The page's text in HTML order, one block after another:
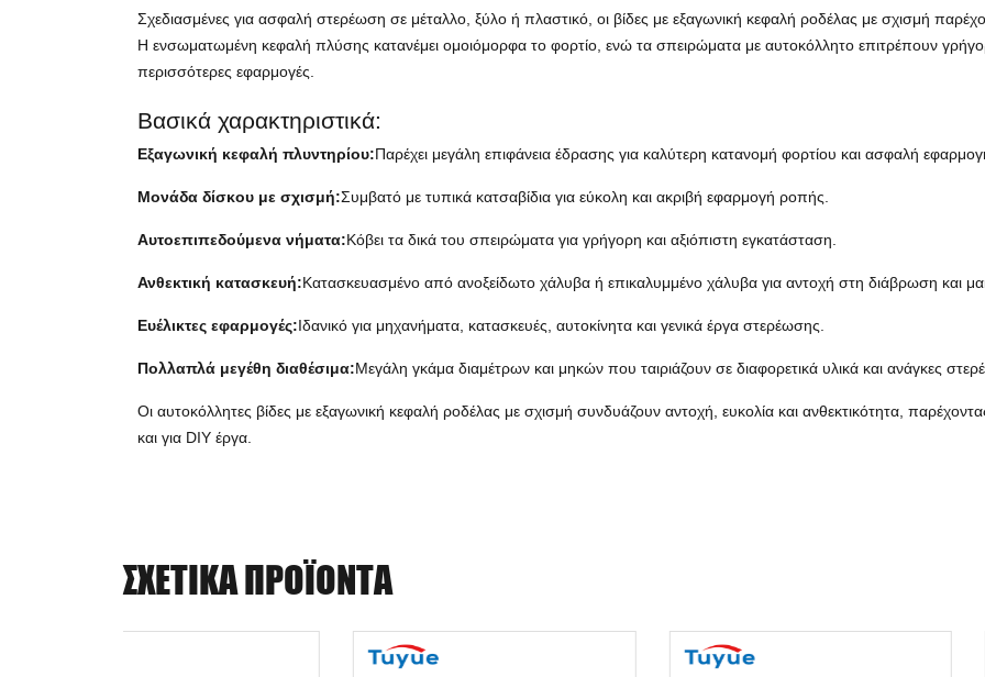
Σχεδιασμένες για ασφαλή στερέωση σε μέταλλο, ξύλο ή πλαστικό, οι βίδες με εξαγωνική κεφαλή ροδέλας με σχισμή
Η ενσωματωμένη κεφαλή πλύσης κατανέμει ομοιόμορφα το φορτίο, ενώ τα σπειρώματα με αυτοκόλλητο επιτρέπουν
περισσότερες εφαρμογές.
Βασικά χαρακτηριστικά:
Εξαγωνική κεφαλή πλυντηρίου:Παρέχει μεγάλη επιφάνεια έδρασης για καλύτερη κατανομή φορτίου και ασφαλή
Μονάδα δίσκου με σχισμή:Συμβατό με τυπικά κατσαβίδια για εύκολη και ακριβή εφαρμογή ροπής.
Αυτοεπιπεδούμενα νήματα:Κόβει τα δικά του σπειρώματα για γρήγορη και αξιόπιστη εγκατάσταση.
Ανθεκτική κατασκευή:Κατασκευασμένο από ανοξείδωτο χάλυβα ή επικαλυμμένο χάλυβα για αντοχή στη διάβρωση και
Ευέλικτες εφαρμογές:Ιδανικό για μηχανήματα, κατασκευές, αυτοκίνητα και γενικά έργα στερέωσης.
Πολλαπλά μεγέθη διαθέσιμα:Μεγάλη γκάμα διαμέτρων και μηκών που ταιριάζουν σε διαφορετικά υλικά και ανάγκες
Οι αυτοκόλλητες βίδες με εξαγωνική κεφαλή ροδέλας με σχισμή συνδυάζουν αντοχή, ευκολία και ανθεκτικότητα,
και για DIY έργα.
ΣΧΕΤΙΚΆ ΠΡΟΪΌΝΤΑ